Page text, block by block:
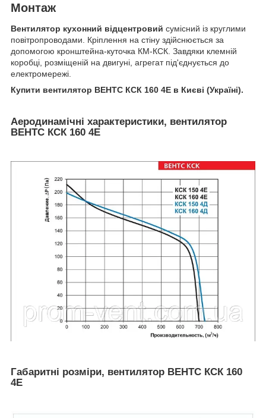
Монтаж
Вентилятор кухонний відцентровий сумісний із круглими
повітропроводами. Кріплення на стіну здійснюється за
допомогою кронштейна-куточка КМ-КСК. Завдяки клемній
коробці, розміщеній на двигуні, агрегат під'єднується до
електромережі.
Купити вентилятор ВЕНТС КСК 160 4Е в Києві (Україні).
Аеродинамічні характеристики, вентилятор
ВЕНТС КСК 160 4Е
Габаритні розміри, вентилятор ВЕНТС КСК 160
4Е